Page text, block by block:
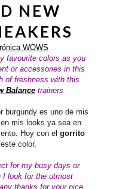
NEW
WOWS
favourite colors as you
or accessories in this
of freshness with this
Balance trainers
burgundy es uno de mis
mis looks ya sea en
Hoy con el gorrito
color,
for my busy days or
I look for the utmost
thanks for your nice